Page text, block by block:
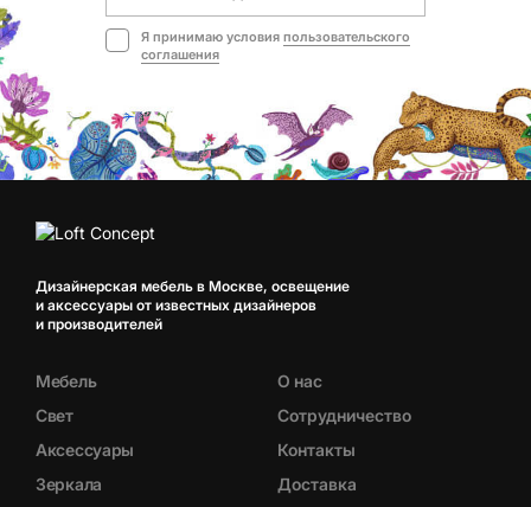
Я принимаю условия пользовательского
соглашения
Дизайнерская мебель в Москве, освещение
и аксессуары от известных дизайнеров
и производителей
Мебель
Свет
Аксессуары
Зеркала
О нас
Сотрудничество
Контакты
Доставка